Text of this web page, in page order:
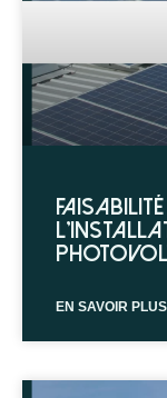
EN SAVOIR PLUS